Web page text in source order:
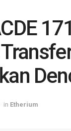
in Etherium